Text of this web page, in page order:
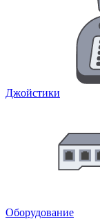
Джойстики
Оборудование